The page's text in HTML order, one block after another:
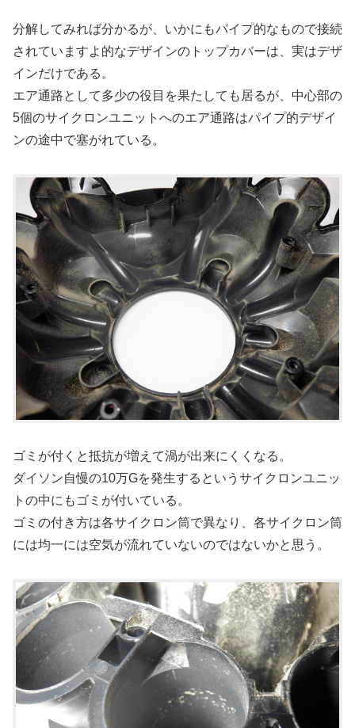
分解してみれば分かるが、いかにもパイプ的なもので接続
されていますよ的なデザインのトップカバーは、実はデザ
インだけである。
エア通路として多少の役目を果たしても居るが、中心部の
5個のサイクロンユニットへのエア通路はパイプ的デザイ
ンの途中で塞がれている。
ゴミが付くと抵抗が増えて渦が出来にくくなる。
ダイソン自慢の10万Gを発生するというサイクロンユニッ
トの中にもゴミが付いている。
ゴミの付き方は各サイクロン筒で異なり、各サイクロン筒
には均一には空気が流れていないのではないかと思う。